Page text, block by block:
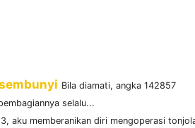
Bila diamati, angka 142857
selalu...
aku memberanikan diri mengoperasi